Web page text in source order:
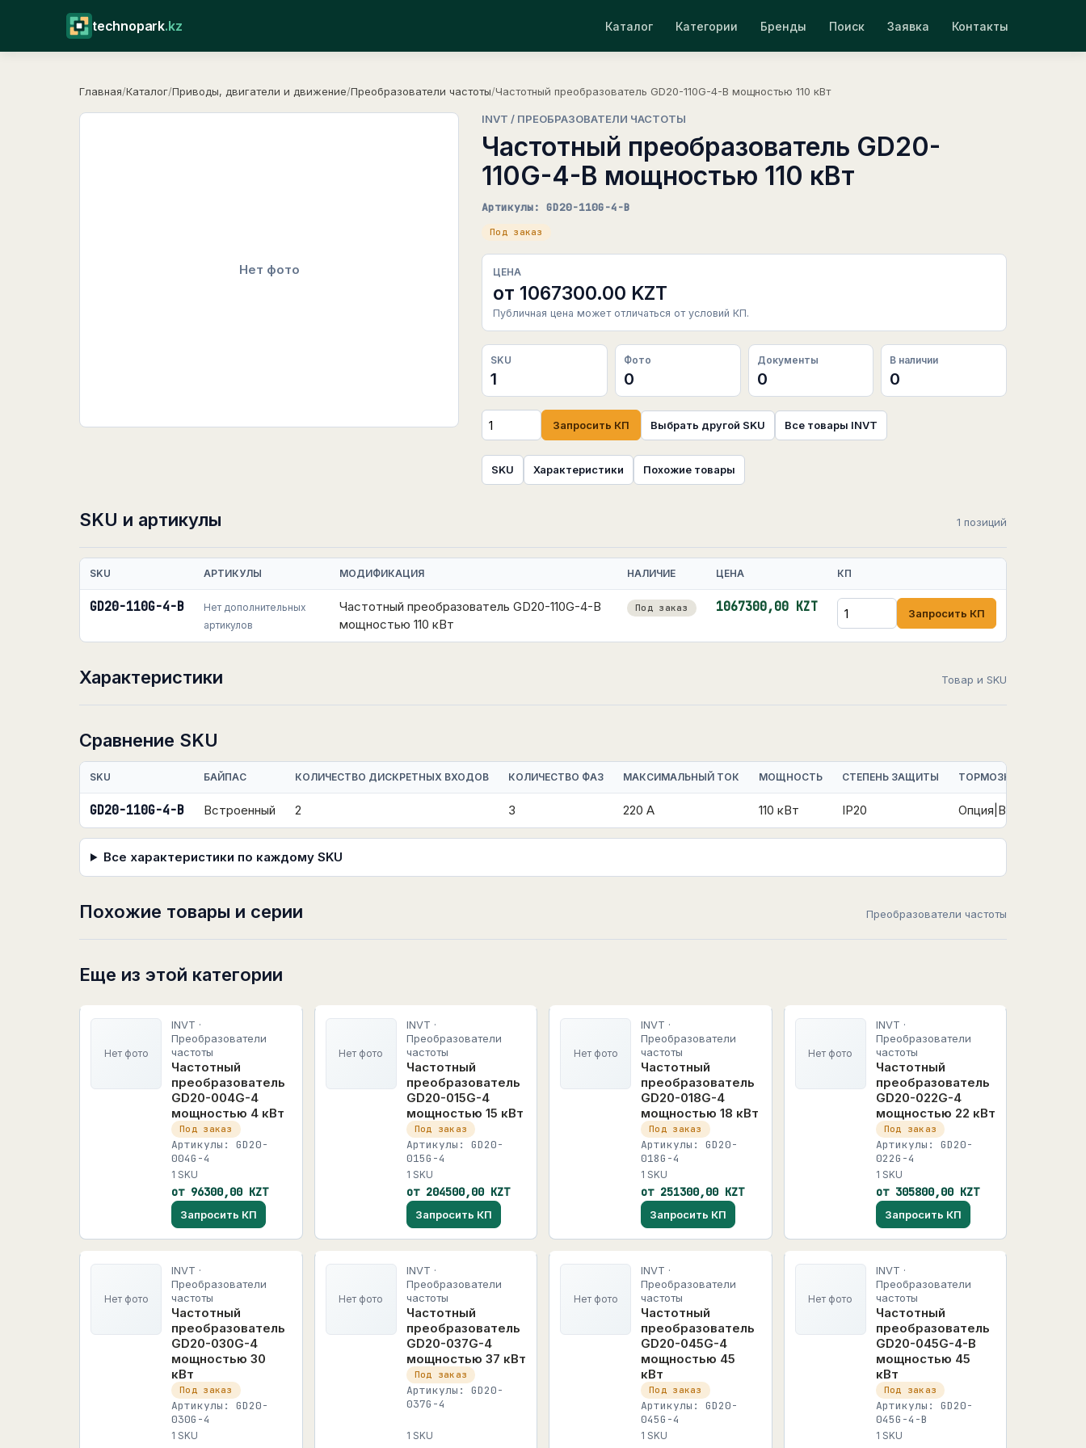
technopark.kz Каталог Категории Бренды Поиск Заявка Контакты
Главная/Каталог/Приводы, двигатели и движение/Преобразователи частоты/Частотный преобразователь GD20-110G-4-B мощностью 110 кВт
Нет фото
INVT / ПРЕОБРАЗОВАТЕЛИ ЧАСТОТЫ
Частотный преобразователь GD20-
110G-4-B мощностью 110 кВт
Артикулы: GD20-110G-4-B
Под заказ
ЦЕНА
от 1067300.00 KZT
Публичная цена может отличаться от условий КП.
SKU
1
Фото
0
Документы
0
В наличии
0
Запросить КП Выбрать другой SKU Все товары INVT
SKU Характеристики Похожие товары
SKU и артикулы 1 позиций
SKU АРТИКУЛЫ МОДИФИКАЦИЯ НАЛИЧИЕ ЦЕНА КП
GD20-110G-4-B
Нет дополнительных
артикулов
Частотный преобразователь GD20-110G-4-B
мощностью 110 кВт
Под заказ 1067300,00 KZT Запросить КП
Характеристики Товар и SKU
Сравнение SKU
SKU БАЙПАС КОЛИЧЕСТВО ДИСКРЕТНЫХ ВХОДОВ КОЛИЧЕСТВО ФАЗ МАКСИМАЛЬНЫЙ ТОК МОЩНОСТЬ СТЕПЕНЬ ЗАЩИТЫ ТОРМОЗНОЙ МОДУЛЬ
GD20-110G-4-B Встроенный 2 3 220 А 110 кВт IP20 Опция|Встроенный
Все характеристики по каждому SKU
Похожие товары и серии Преобразователи частоты
Еще из этой категории
Нет фото
INVT ·
Преобразователи
частоты
Частотный
преобразователь
GD20-004G-4
мощностью 4 кВт
Под заказ
Артикулы: GD20-
004G-4
1 SKU
от 96300,00 KZT
Запросить КП
Нет фото
INVT ·
Преобразователи
частоты
Частотный
преобразователь
GD20-015G-4
мощностью 15 кВт
Под заказ
Артикулы: GD20-
015G-4
1 SKU
от 204500,00 KZT
Запросить КП
Нет фото
INVT ·
Преобразователи
частоты
Частотный
преобразователь
GD20-018G-4
мощностью 18 кВт
Под заказ
Артикулы: GD20-
018G-4
1 SKU
от 251300,00 KZT
Запросить КП
Нет фото
INVT ·
Преобразователи
частоты
Частотный
преобразователь
GD20-022G-4
мощностью 22 кВт
Под заказ
Артикулы: GD20-
022G-4
1 SKU
от 305800,00 KZT
Запросить КП
Нет фото
INVT ·
Преобразователи
частоты
Частотный
преобразователь
GD20-030G-4
мощностью 30
кВт
Под заказ
Артикулы: GD20-
030G-4
1 SKU
Нет фото
INVT ·
Преобразователи
частоты
Частотный
преобразователь
GD20-037G-4
мощностью 37 кВт
Под заказ
Артикулы: GD20-
037G-4
1 SKU
Нет фото
INVT ·
Преобразователи
частоты
Частотный
преобразователь
GD20-045G-4
мощностью 45
кВт
Под заказ
Артикулы: GD20-
045G-4
1 SKU
Нет фото
INVT ·
Преобразователи
частоты
Частотный
преобразователь
GD20-045G-4-B
мощностью 45
кВт
Под заказ
Артикулы: GD20-
045G-4-B
1 SKU